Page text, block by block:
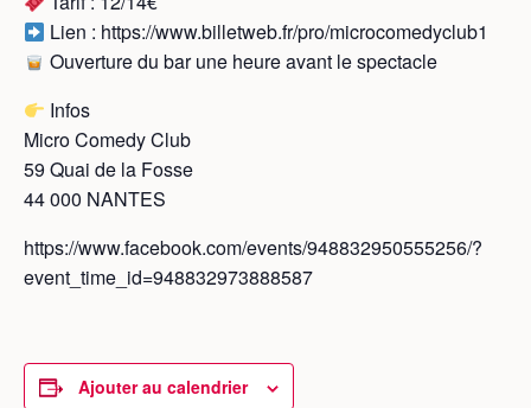
Lien : https://www.billetweb.fr/pro/microcomedyclub1
Ouverture du bar une heure avant le spectacle
Infos
Micro Comedy Club
59 Quai de la Fosse
44 000 NANTES
https://www.facebook.com/events/948832950555256/?
event_time_id=948832973888587
Ajouter au calendrier